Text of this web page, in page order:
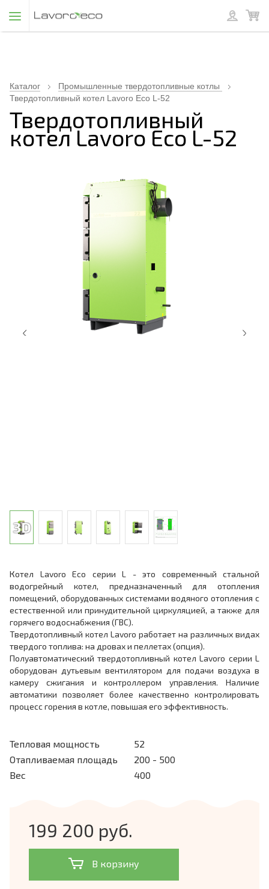
Каталог
Промышленные твердотопливные котлы
Твердотопливный котел Lavoro Eco L-52
Твердотопливный
котел Lavoro Eco L-52
Котел Lavoro Eco серии L - это современный стальной
водогрейный котел, предназначенный для отопления
помещений, оборудованных системами водяного отопления с
естественной или принудительной циркуляцией, а также для
горячего водоснабжения (ГВС).
Твердотопливный котел Lavoro работает на различных видах
твердого топлива: на дровах и пеллетах (опция).
Полуавтоматический твердотопливный котел Lavoro серии L
оборудован дутьевым вентилятором для подачи воздуха в
камеру сжигания и контроллером управления. Наличие
автоматики позволяет более качественно контролировать
процесс горения в котле, повышая его эффективность.
Тепловая мощность
52
Отапливаемая площадь
200 - 500
Вес
400
199 200 руб.
В корзину